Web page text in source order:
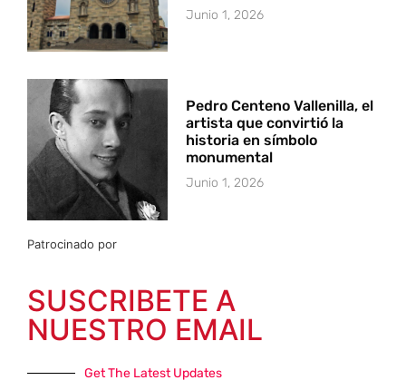
Junio 1, 2026
Pedro Centeno Vallenilla, el
artista que convirtió la
historia en símbolo
monumental
Junio 1, 2026
Patrocinado por
SUSCRIBETE A
NUESTRO EMAIL
Get The Latest Updates